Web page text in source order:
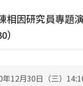
相因研究員專題
）
年12月30日（三）